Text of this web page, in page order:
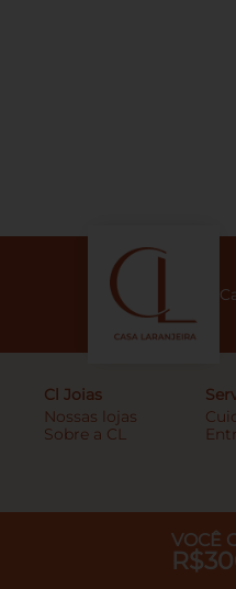
VOCÊ
Cl Joias
Nossas lojas
Sobre a CL